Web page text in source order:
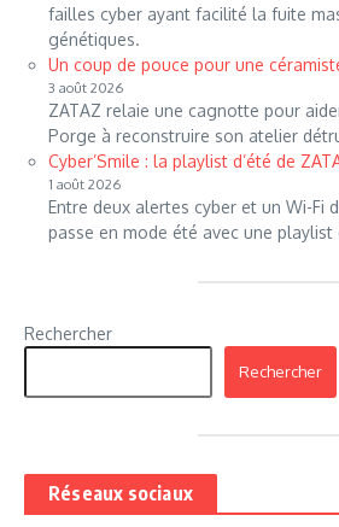
failles cyber ayant facilité la fuite
génétiques.
Un coup de pouce pour une
3 août 2026
ZATAZ relaie une cagnotte pour
Porge à reconstruire son atelier
Cyber’Smile : la playlist d’été de
1 août 2026
Entre deux alertes cyber et un Wi-Fi
passe en mode été avec une
Rechercher
Rechercher
Réseaux sociaux